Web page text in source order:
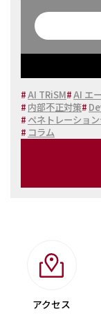
#AI TRiSM#AI エ
# 内部不正対策#
# ペネトレーショ
# コラム
アクセス